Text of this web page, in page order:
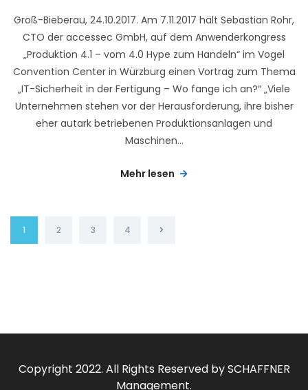
Groß-Bieberau, 24.10.2017. Am 7.11.2017 hält Sebastian Rohr,
CTO der accessec GmbH, auf dem Anwenderkongress
„Produktion 4.1 – vom 4.0 Hype zum Handeln“ im Vogel
Convention Center in Würzburg einen Vortrag zum Thema
„IT-Sicherheit in der Fertigung – Wo fange ich an?“ „Viele
Unternehmen stehen vor der Herausforderung, ihre bisher
eher autark betriebenen Produktionsanlagen und
Maschinen...
Mehr lesen
1 2 3 4
Copyright 2022. All Rights Reserved by SCHAFFNER
Management.